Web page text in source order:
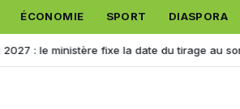
ÉCONOMIE SPORT DIASPORA
fixe la date du tirage au sort pour